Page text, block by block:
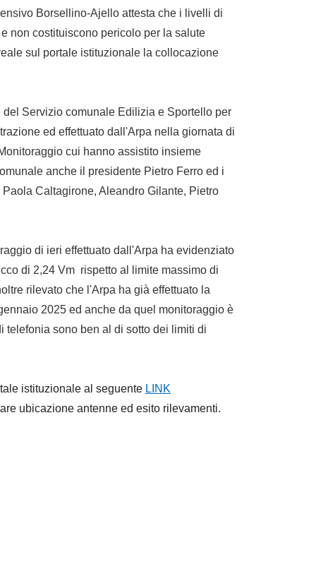
Borsellino-Ajello attesta che i livelli di
non costituiscono pericolo per la salute
sul portale istituzionale la collocazione
Servizio comunale Edilizia e Sportello per
ed effettuato dall'Arpa nella giornata di
cui hanno assistito insieme
anche il presidente Pietro Ferro ed i
Caltagirone, Aleandro Gilante, Pietro
di ieri effettuato dall'Arpa ha evidenziato
di 2,24 Vm rispetto al limite massimo di
rilevato che l'Arpa ha già effettuato la
2025 ed anche da quel monitoraggio è
telefonia sono ben al di sotto dei limiti di
istituzionale al seguente LINK
ubicazione antenne ed esito rilevamenti.